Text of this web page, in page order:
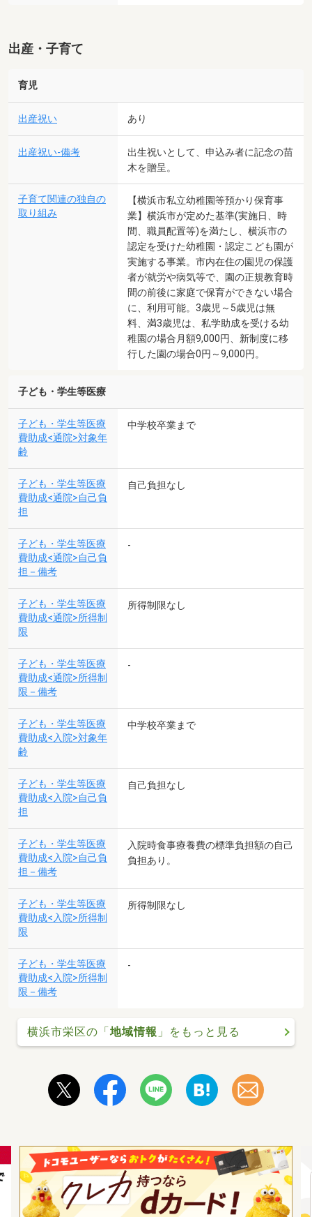
出産・子育て
育児
出産祝い あり
出産祝い-備考
出生祝いとして、申込み者に記念の苗
木を贈呈。
子育て関連の独自の
取り組み
【横浜市私立幼稚園等預かり保育事
業】横浜市が定めた基準(実施日、時
間、職員配置等)を満たし、横浜市の
認定を受けた幼稚園・認定こども園が
実施する事業。市内在住の園児の保護
者が就労や病気等で、園の正規教育時
間の前後に家庭で保育ができない場合
に、利用可能。3歳児～5歳児は無
料、満3歳児は、私学助成を受ける幼
稚園の場合月額9,000円、新制度に移
行した園の場合0円～9,000円。
子ども・学生等医療
子ども・学生等医療
費助成<通院>対象年
齢
中学校卒業まで
子ども・学生等医療
費助成<通院>自己負
担
自己負担なし
子ども・学生等医療
費助成<通院>自己負
担－備考
-
子ども・学生等医療
費助成<通院>所得制
限
所得制限なし
子ども・学生等医療
費助成<通院>所得制
限－備考
-
子ども・学生等医療
費助成<入院>対象年
齢
中学校卒業まで
子ども・学生等医療
費助成<入院>自己負
担
自己負担なし
子ども・学生等医療
費助成<入院>自己負
担－備考
入院時食事療養費の標準負担額の自己
負担あり。
子ども・学生等医療
費助成<入院>所得制
限
所得制限なし
子ども・学生等医療
費助成<入院>所得制
限－備考
-
横浜市栄区の「地域情報 」をもっと見る